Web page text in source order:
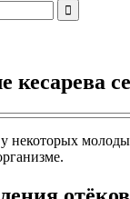
кесарева
некоторых